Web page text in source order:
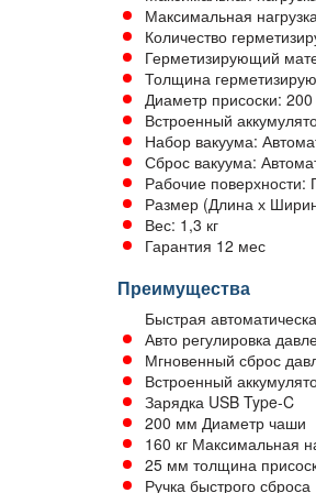
Максимальная
Количество
Герметизирующий
Толщина
Диаметр присоски:
Встроенный
Набор вакуума:
Сброс вакуума:
Рабочие поверхности:
Размер (Длина х
Вес: 1,3 кг
Гарантия 12 мес
Преимущества
Быстрая
Авто регулировка
Мгновенный сброс
Встроенный
Зарядка USB Type-C
200 мм Диаметр чаши
160 кг Максимальная
25 мм толщина
Ручка быстрого сброса